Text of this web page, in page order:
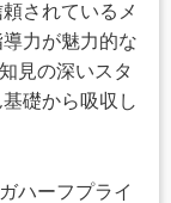
されているメ
力が魅力的な
見の深いスタ
礎から吸収し
ハーフプライ